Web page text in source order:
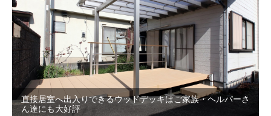
直接居室へ出入りできるウッドデッキはご家族・ヘルパーさ
ん達にも大好評